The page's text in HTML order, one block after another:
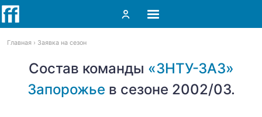
Главная Заявка на сезон
Состав команды «ЗНТУ-ЗАЗ»
Запорожье в сезоне 2002/03.